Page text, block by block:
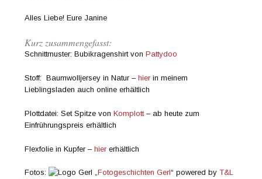
Alles Liebe! Eure Janine
Kurz zusammengefasst:
Schnittmuster: Bubikragenshirt vonPattydoo
Stoff: Baumwolljersey in Natur –hier in meinem
Lieblingsladen auch online erhältlich
Plottdatei: Set Spitze vonKomplott– ab heute zum
Einfrührungspreis erhältlich
Flexfolie in Kupfer –hier erhältlich
Fotos: „Fotogeschichten Gerl“ powered byT&L